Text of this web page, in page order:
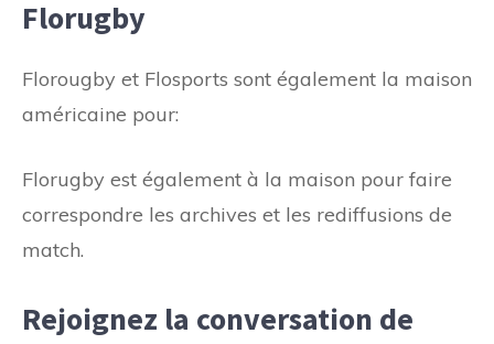
Florugby
Florougby et Flosports sont également la maison
américaine pour:
Florugby est également à la maison pour faire
correspondre les archives et les rediffusions de
match.
Rejoignez la conversation de